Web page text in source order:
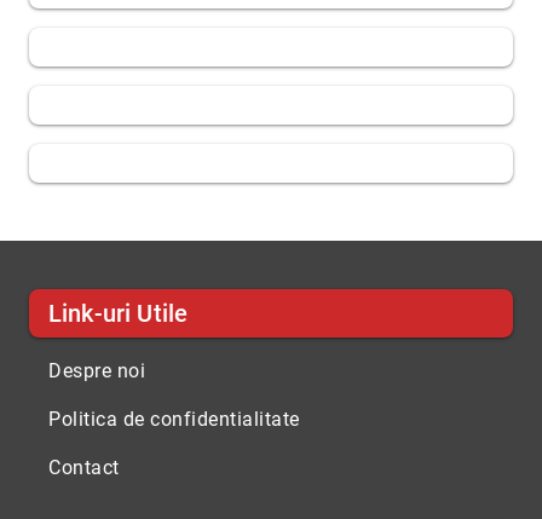
Link-uri Utile
Despre noi
Politica de confidentialitate
Contact